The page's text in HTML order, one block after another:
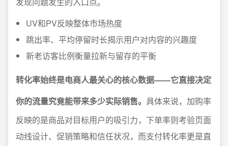
UV和PV反映整体市场热度
跳出率、平均停留时长揭示用户对内容的兴趣度
新老访客比例衡量拉新与留存的平衡
转化率始终是电商人最关心的核心数据——它直接决定
你的流量究竟能带来多少实际销售。 具体来说，加购率
反映的是商品对目标用户的吸引力，下单率则考验页面
动线设计、促销策略和信任状况，而支付转化率更是直